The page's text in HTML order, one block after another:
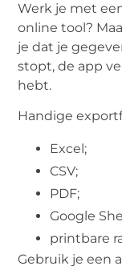
Werk je met
online tool?
je dat je
stopt, de app
hebt.
Handige
Excel;
CSV;
PDF;
Google
printbare
Gebruik je een